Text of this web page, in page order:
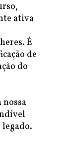
ativa
É
de
do
legado.